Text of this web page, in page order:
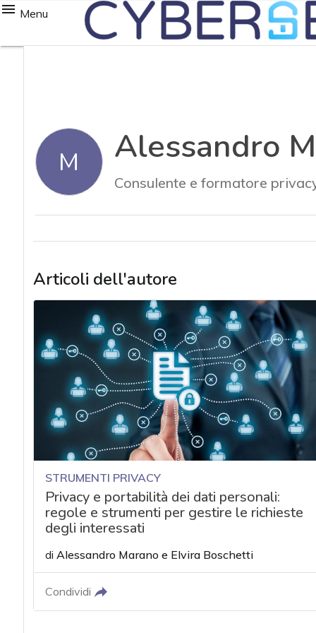
Menu
M Alessandro
Consulente e formatore
Articoli dell'autore
STRUMENTI PRIVACY
Privacy e portabilità dei dati personali:
regole e strumenti per gestire le richieste
degli interessati
di Alessandro Marano e Elvira Boschetti
Condividi